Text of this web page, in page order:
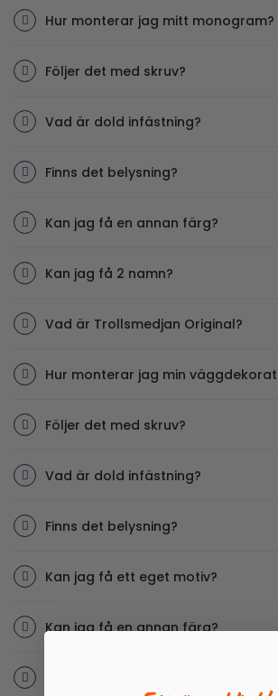
Hur monterar jag mitt monogram?
Följer det med skruv?
Vad är dold infästning?
Finns det belysning?
Kan jag få en annan färg?
Kan jag få 2 namn?
Vad är Trollsmedjan Original?
Hur monterar jag min
Följer det med skruv?
Vad är dold infästning?
Finns det belysning?
Kan jag få ett eget motiv?
Kan jag få en annan färg?